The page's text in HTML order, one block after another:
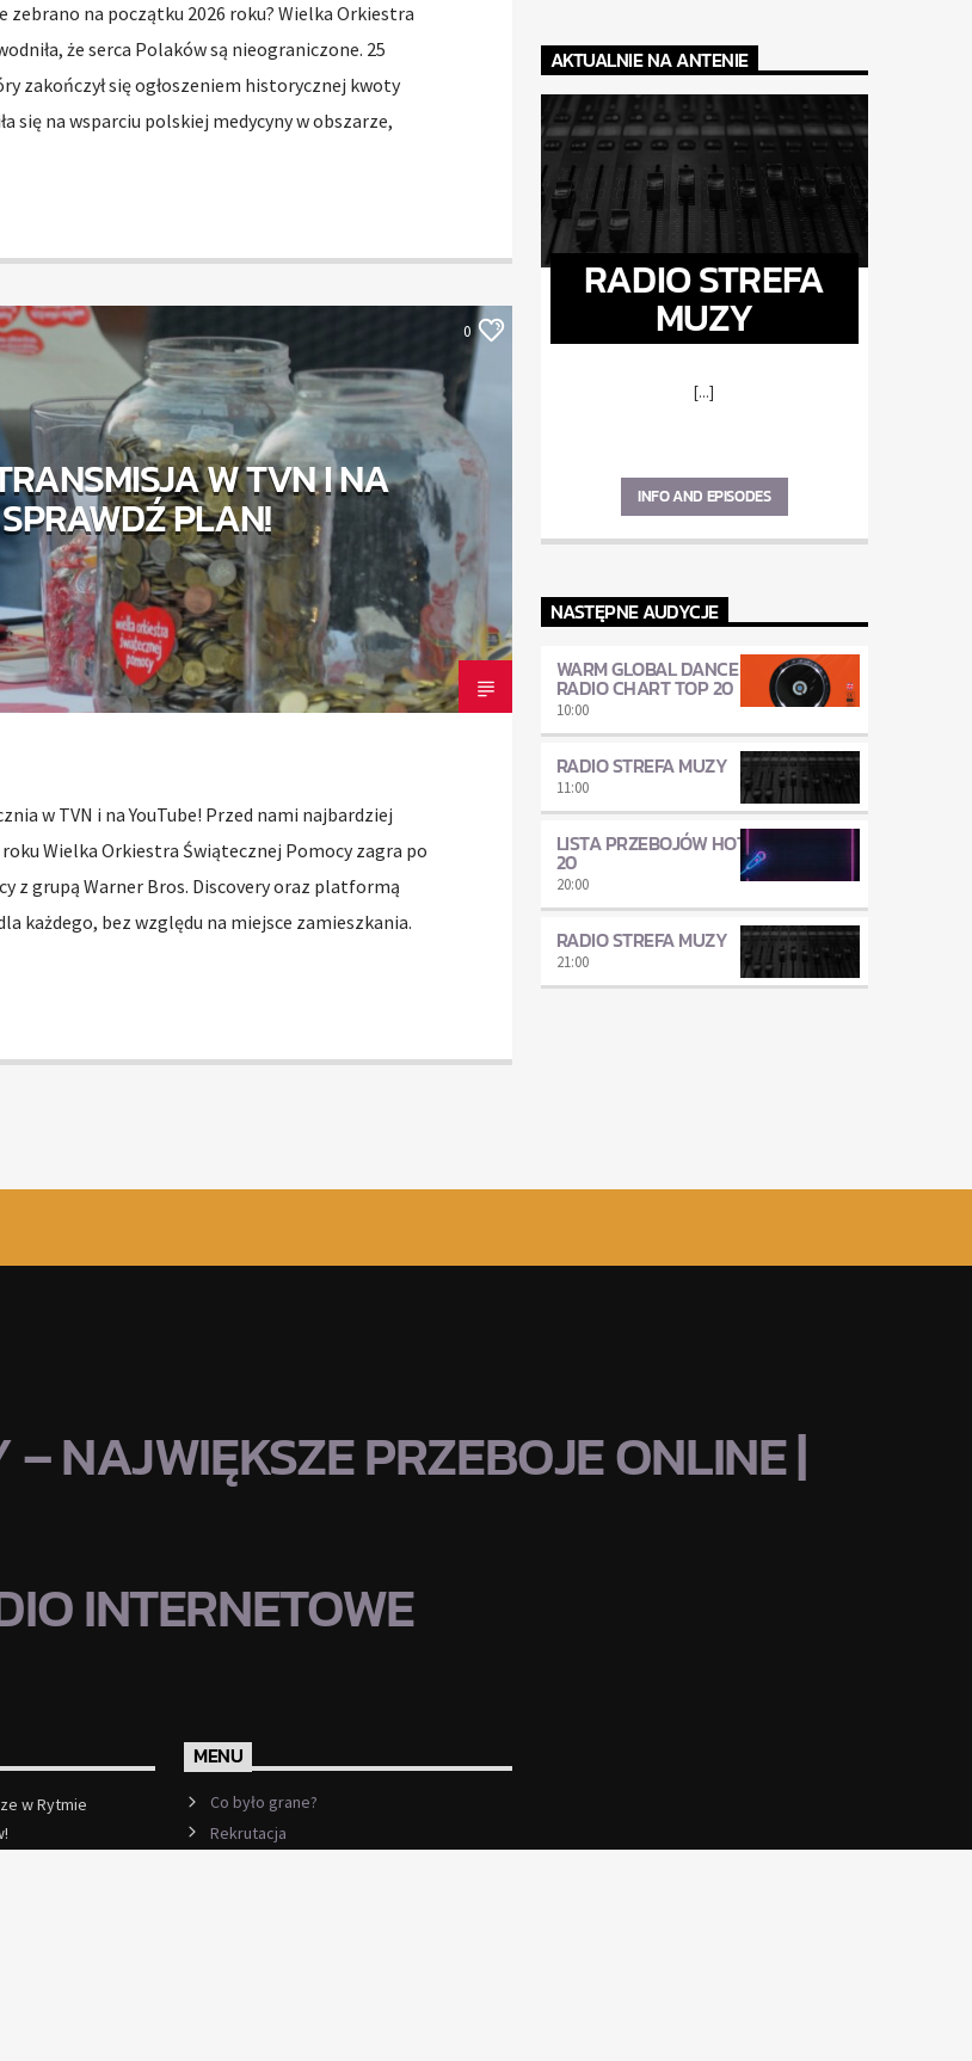
zebrano na początku 2026 roku? Wielka Orkiestra
że serca Polaków są nieograniczone. 25
zakończył się ogłoszeniem historycznej kwoty
się na wsparciu polskiej medycyny w obszarze,
0
W TVN I NA
PLAN!
w TVN i na YouTube! Przed nami najbardziej
Wielka Orkiestra Świątecznej Pomocy zagra po
z grupą Warner Bros. Discovery oraz platformą
każdego, bez względu na miejsce zamieszkania.
AKTUALNIE NA ANTENIE
RADIO STREFA
MUZY
[...]
INFO AND EPISODES
NASTĘPNE AUDYCJE
WARM GLOBAL DANCE
RADIO CHART TOP 20
10:00
RADIO STREFA MUZY
11:00
LISTA PRZEBOJÓW HOT
20
20:00
RADIO STREFA MUZY
21:00
NAJWIĘKSZE PRZEBOJE ONLINE |
INTERNETOWE
w Rytmie
MENU
Co było grane?
Rekrutacja